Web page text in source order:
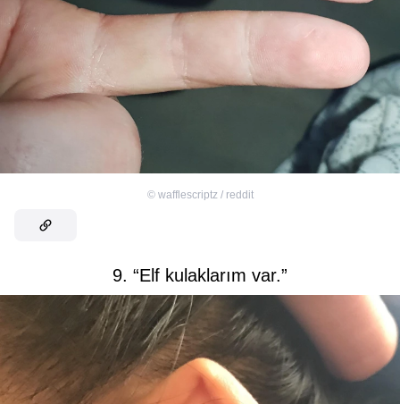
© wafflescriptz / reddit
9. “Elf kulaklarım var.”